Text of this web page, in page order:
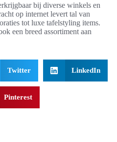
bij diverse winkels en
op internet levert tal van
tot luxe tafelstyling items.
een breed assortiment aan
Twitter LinkedIn
Pinterest